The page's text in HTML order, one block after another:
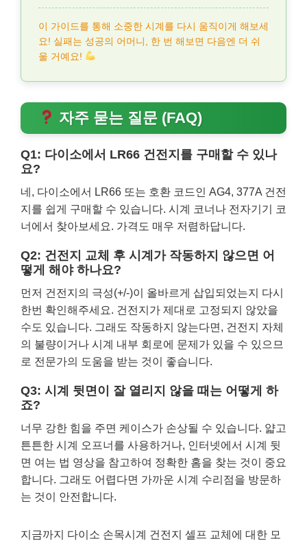
이 가이드를 통해 소중한 시계를 다시 움직이게 해보세
요! 실패는 성공의 어머니, 한 번 해보면 다음엔 더 쉬
울 거예요!
자주 묻는 질문 (FAQ)
Q1: 다이소에서 LR66 건전지를 구매할 수 있나
요?
네, 다이소에서 LR66 또는 호환 코드인 AG4, 377A 건전
지를 쉽게 구매할 수 있습니다. 시계 코너나 전자기기 코
너에서 찾아보세요. 가격도 매우 저렴하답니다.
Q2: 건전지 교체 후 시계가 작동하지 않으면 어
떻게 해야 하나요?
먼저 건전지의 극성(+/-)이 올바르게 삽입되었는지 다시
한번 확인해주세요. 건전지가 제대로 고정되지 않았을
수도 있습니다. 그래도 작동하지 않는다면, 건전지 자체
의 불량이거나 시계 내부 회로에 문제가 있을 수 있으므
로 전문가의 도움을 받는 것이 좋습니다.
Q3: 시계 뒷면이 잘 열리지 않을 때는 어떻게 하
죠?
너무 강한 힘을 주면 케이스가 손상될 수 있습니다. 얇고
튼튼한 시계 오프너를 사용하거나, 인터넷에서 시계 뒷
면 여는 법 영상을 참고하여 정확한 홈을 찾는 것이 중요
합니다. 그래도 어렵다면 가까운 시계 수리점을 방문하
는 것이 안전합니다.
지금까지 다이소 손목시계 건전지 셀프 교체에 대한 모